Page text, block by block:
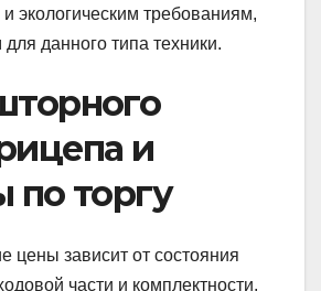
и экологическим требованиям,
данного типа техники.
и
по торгу
цены зависит от состояния
части и комплектности.